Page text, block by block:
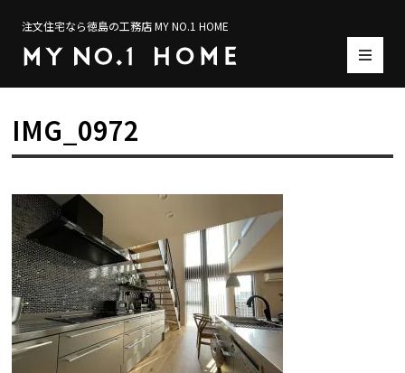
注文住宅なら徳島の工務店 MY NO.1 HOME
IMG_0972